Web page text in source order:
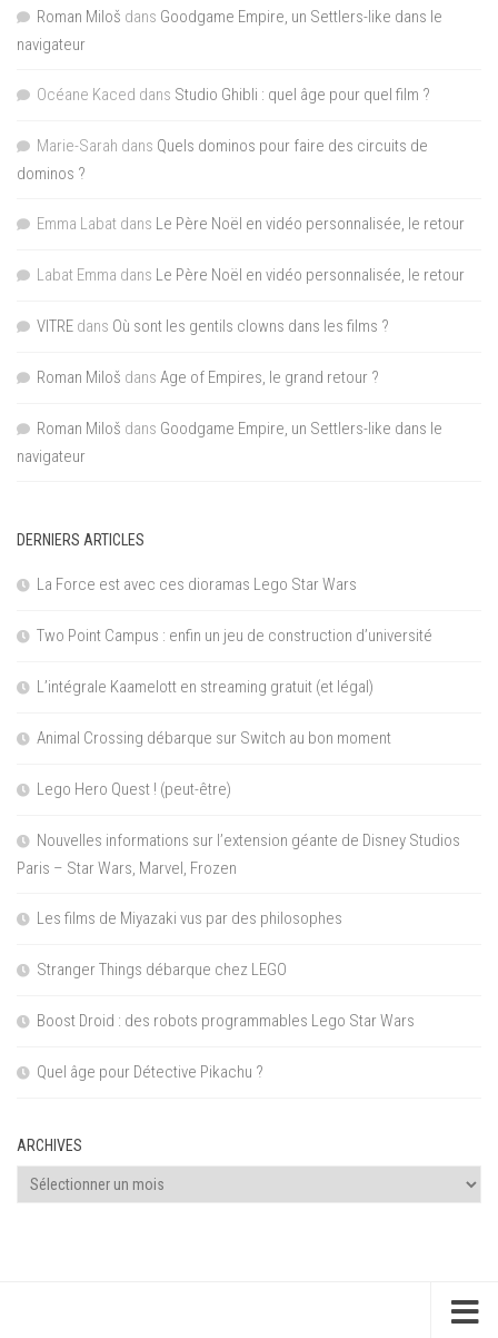
Roman Miloš dans Goodgame Empire, un Settlers-like dans le
navigateur
Océane Kaced dans Studio Ghibli : quel âge pour quel film ?
Marie-Sarah dans Quels dominos pour faire des circuits de
dominos ?
Emma Labat dans Le Père Noël en vidéo personnalisée, le retour
Labat Emma dans Le Père Noël en vidéo personnalisée, le retour
VITRE dans Où sont les gentils clowns dans les films ?
Roman Miloš dans Age of Empires, le grand retour ?
Roman Miloš dans Goodgame Empire, un Settlers-like dans le
navigateur
DERNIERS ARTICLES
La Force est avec ces dioramas Lego Star Wars
Two Point Campus : enfin un jeu de construction d’université
L’intégrale Kaamelott en streaming gratuit (et légal)
Animal Crossing débarque sur Switch au bon moment
Lego Hero Quest ! (peut-être)
Nouvelles informations sur l’extension géante de Disney Studios
Paris – Star Wars, Marvel, Frozen
Les films de Miyazaki vus par des philosophes
Stranger Things débarque chez LEGO
Boost Droid : des robots programmables Lego Star Wars
Quel âge pour Détective Pikachu ?
ARCHIVES
Archives